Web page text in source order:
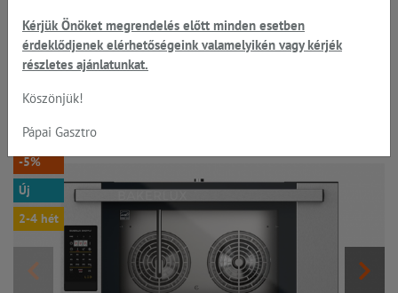
UNOX BakerLux SHOP.Pro™ LED
- Rossella látványsütő
4x600*400 mm, párásítható
-5%
Új
2-4 hét
Kérjük Önöket megrendelés előtt minden esetben
érdeklődjenek elérhetőségeink valamelyikén vagy kérjék
részletes ajánlatunkat.
Köszönjük!
Pápai Gasztro